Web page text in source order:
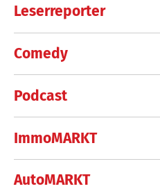
Leserreporter
Comedy
Podcast
ImmoMARKT
AutoMARKT